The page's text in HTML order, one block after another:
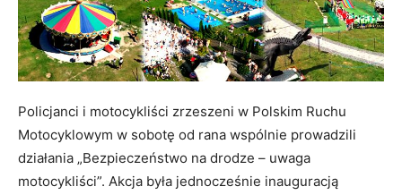
Policjanci i motocykliści zrzeszeni w Polskim Ruchu
Motocyklowym w sobotę od rana wspólnie prowadzili
działania „Bezpieczeństwo na drodze – uwaga
motocykliści”. Akcja była jednocześnie inauguracją